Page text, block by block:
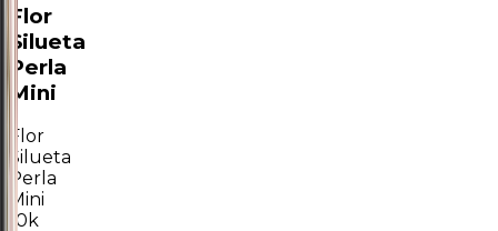
Flor
Silueta
Perla
Mini
Flor
Silueta
Perla
Mini
10k